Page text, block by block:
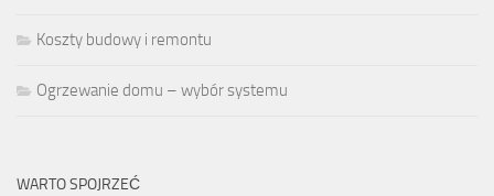
Koszty budowy i remontu
Ogrzewanie domu – wybór systemu
WARTO SPOJRZEĆ